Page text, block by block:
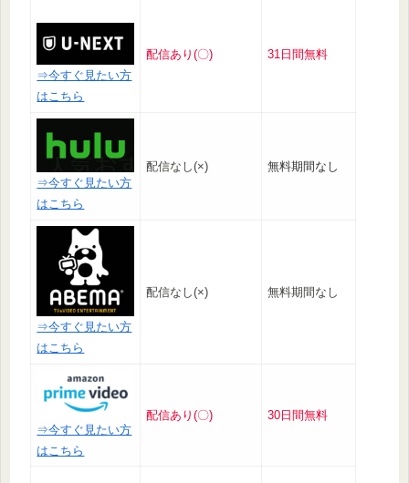
⇒今すぐ見たい方
はこちら
配信あり(〇) 31日間無料
⇒今すぐ見たい方
はこちら
配信なし(×) 無料期間なし
⇒今すぐ見たい方
はこちら
配信なし(×) 無料期間なし
⇒今すぐ見たい方
はこちら
配信あり(〇) 30日間無料